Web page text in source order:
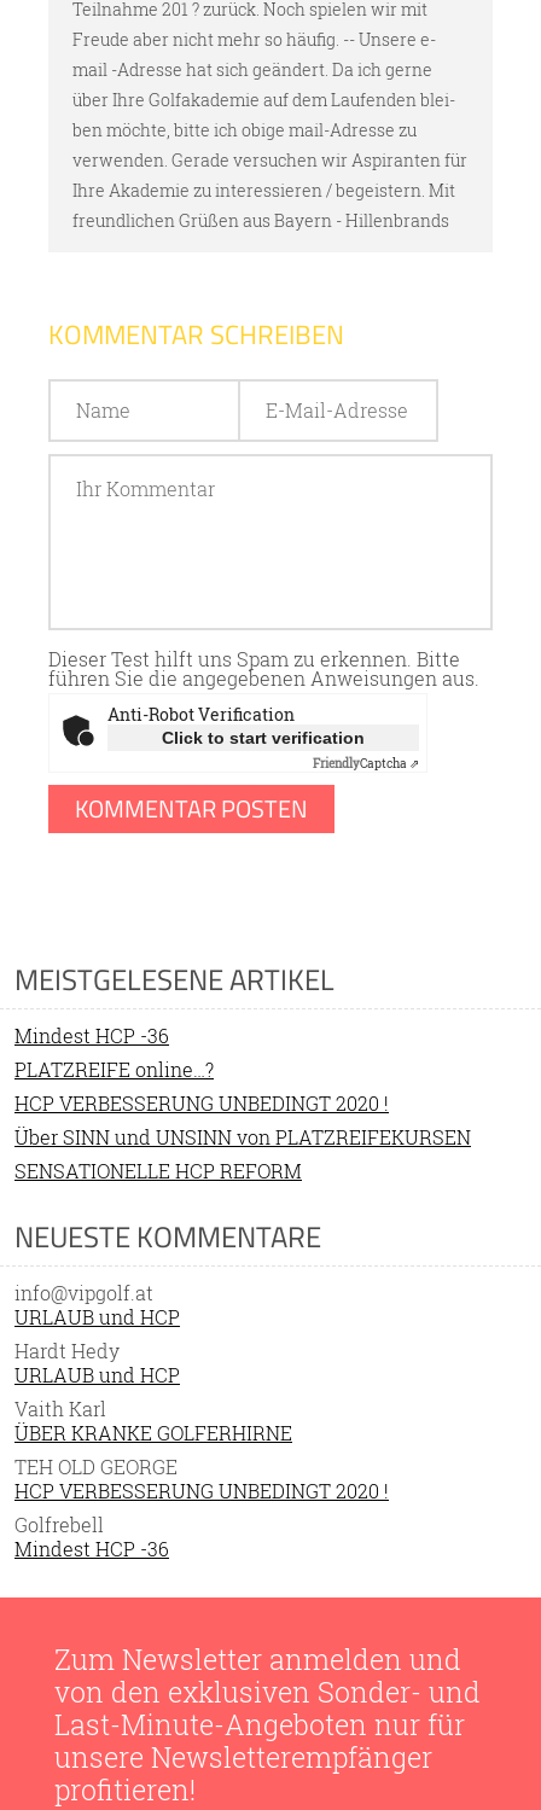
Teilnahme 201 ? zurück. Noch spielen wir mit
Freude aber nicht mehr so häufig. -- Unsere e-
mail -Adresse hat sich geändert. Da ich gerne
über Ihre Golfakademie auf dem Laufenden blei-
ben möchte, bitte ich obige mail-Adresse zu
verwenden. Gerade versuchen wir Aspiranten für
Ihre Akademie zu interessieren / begeistern. Mit
freundlichen Grüßen aus Bayern - Hillenbrands
KOMMENTAR SCHREIBEN
Dieser Test hilft uns Spam zu erkennen. Bitte
führen Sie die angegebenen Anweisungen aus.
Anti-Robot Verification
Click to start verification
FriendlyCaptcha ⇗
MEISTGELESENE ARTIKEL
Mindest HCP -36
PLATZREIFE online…?
HCP VERBESSERUNG UNBEDINGT 2020 !
Über SINN und UNSINN von PLATZREIFEKURSEN
SENSATIONELLE HCP REFORM
NEUESTE KOMMENTARE
info@vipgolf.at
URLAUB und HCP
Hardt Hedy
URLAUB und HCP
Vaith Karl
ÜBER KRANKE GOLFERHIRNE
TEH OLD GEORGE
HCP VERBESSERUNG UNBEDINGT 2020 !
Golfrebell
Mindest HCP -36
Zum Newsletter anmelden und
von den exklusiven Sonder- und
Last-Minute-Angeboten nur für
unsere Newsletterempfänger
profitieren!